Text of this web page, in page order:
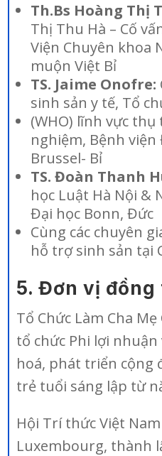
Th.Bs Hoàng Thị
Thị Thu Hà – Cố
Viện Chuyên khoa
muộn Việt Bỉ
TS. Jaime Onofre:
sinh sản y tế, Tổ
(WHO) lĩnh vực
nghiệm, Bệnh viện
Brussel- Bỉ
TS. Đoàn Thanh
học Luật Hà Nội &
Đại học Bonn, Đức
Cùng các chuyên
hỗ trợ sinh sản tại
5. Đơn vị đồng
Tổ Chức Làm Cha
tổ chức Phi lợi nhuận
hoá, phát triển cộng
trẻ tuổi sáng lập từ
Hội Trí thức Việt
Luxembourg, thành